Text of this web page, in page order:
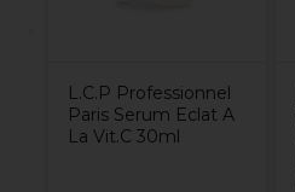
L.C.P Professionnel
Paris Serum Eclat A
La Vit.C 30ml